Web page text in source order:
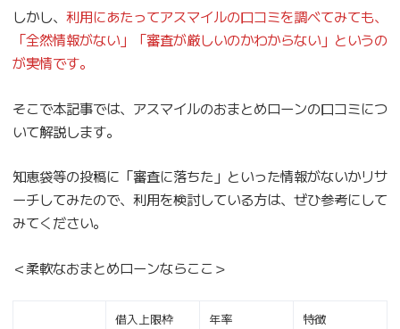
しかし、 利用にあたってアスマイルの口コミを調べてみても、
「全然情報がない」「審査が厳しいのかわからない」というの
が実情です。
そこで本記事では、アスマイルのおまとめローンの口コミにつ
いて解説します。
知恵袋等の投稿に「審査に落ちた」といった情報がないかリサ
ーチしてみたので、利用を検討している方は、ぜひ参考にして
みてください。
＜柔軟なおまとめローンならここ＞
借入上限枠 年率 特徴